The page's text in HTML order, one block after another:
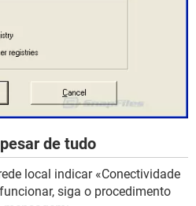
de tudo
local indicar «Conectividade
siga o procedimento